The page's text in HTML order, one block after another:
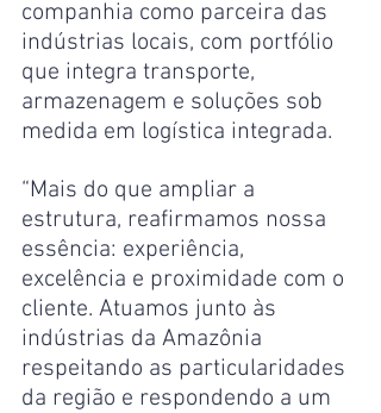
companhia como parceira das
indústrias locais, com portfólio
que integra transporte,
armazenagem e soluções sob
medida em logística integrada.
“Mais do que ampliar a
estrutura, reafirmamos nossa
essência: experiência,
excelência e proximidade com o
cliente. Atuamos junto às
indústrias da Amazônia
respeitando as particularidades
da região e respondendo a um